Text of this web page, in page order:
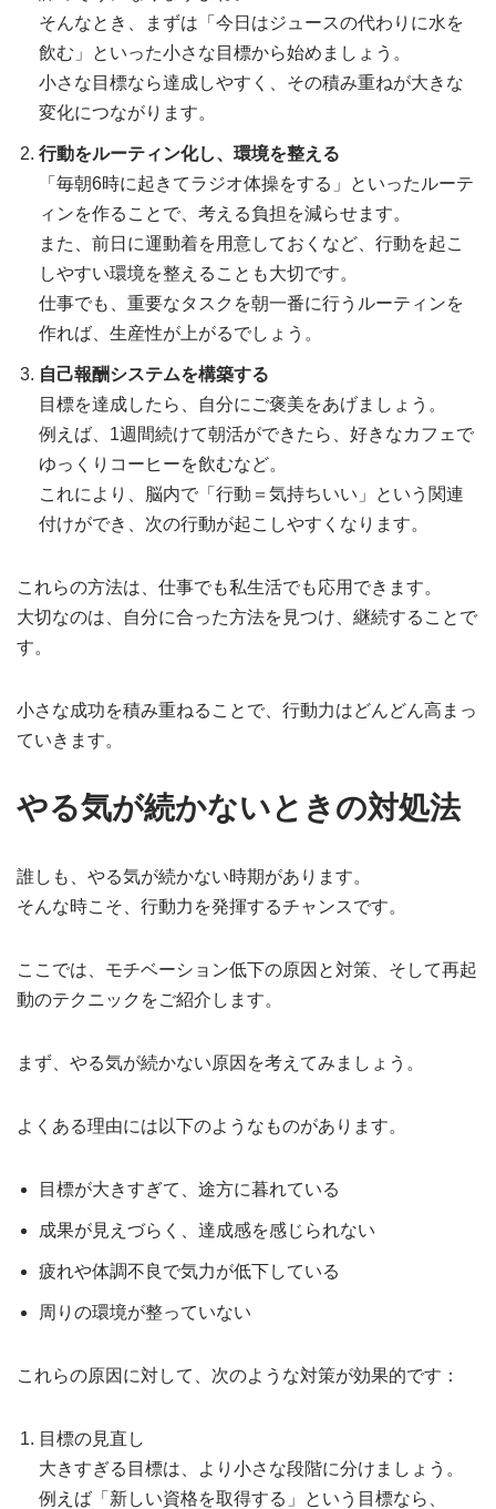
そんなとき、まずは「今日はジュースの代わりに水を
飲む」といった小さな目標から始めましょう。
小さな目標なら達成しやすく、その積み重ねが大きな
変化につながります。
行動をルーティン化し、環境を整える
「毎朝6時に起きてラジオ体操をする」といったルーテ
ィンを作ることで、考える負担を減らせます。
また、前日に運動着を用意しておくなど、行動を起こ
しやすい環境を整えることも大切です。
仕事でも、重要なタスクを朝一番に行うルーティンを
作れば、生産性が上がるでしょう。
自己報酬システムを構築する
目標を達成したら、自分にご褒美をあげましょう。
例えば、1週間続けて朝活ができたら、好きなカフェで
ゆっくりコーヒーを飲むなど。
これにより、脳内で「行動＝気持ちいい」という関連
付けができ、次の行動が起こしやすくなります。
これらの方法は、仕事でも私生活でも応用できます。
大切なのは、自分に合った方法を見つけ、継続することで
す。
小さな成功を積み重ねることで、行動力はどんどん高まっ
ていきます。
やる気が続かないときの対処法
誰しも、やる気が続かない時期があります。
そんな時こそ、行動力を発揮するチャンスです。
ここでは、モチベーション低下の原因と対策、そして再起
動のテクニックをご紹介します。
まず、やる気が続かない原因を考えてみましょう。
よくある理由には以下のようなものがあります。
目標が大きすぎて、途方に暮れている
成果が見えづらく、達成感を感じられない
疲れや体調不良で気力が低下している
周りの環境が整っていない
これらの原因に対して、次のような対策が効果的です：
目標の見直し
大きすぎる目標は、より小さな段階に分けましょう。
例えば「新しい資格を取得する」という目標なら、